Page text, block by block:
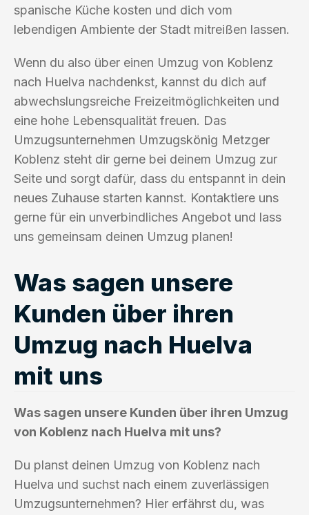
spanische Küche kosten und dich vom
lebendigen Ambiente der Stadt mitreißen lassen.
Wenn du also über einen Umzug von Koblenz
nach Huelva nachdenkst, kannst du dich auf
abwechslungsreiche Freizeitmöglichkeiten und
eine hohe Lebensqualität freuen. Das
Umzugsunternehmen Umzugskönig Metzger
Koblenz steht dir gerne bei deinem Umzug zur
Seite und sorgt dafür, dass du entspannt in dein
neues Zuhause starten kannst. Kontaktiere uns
gerne für ein unverbindliches Angebot und lass
uns gemeinsam deinen Umzug planen!
Was sagen unsere
Kunden über ihren
Umzug nach Huelva
mit uns
Was sagen unsere Kunden über ihren Umzug
von Koblenz nach Huelva mit uns?
Du planst deinen Umzug von Koblenz nach
Huelva und suchst nach einem zuverlässigen
Umzugsunternehmen? Hier erfährst du, was